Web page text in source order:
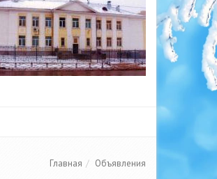
Главная Объявления